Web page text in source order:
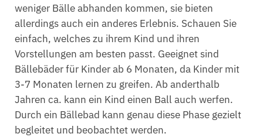
weniger Bälle abhanden kommen, sie bieten
allerdings auch ein anderes Erlebnis. Schauen Sie
einfach, welches zu ihrem Kind und ihren
Vorstellungen am besten passt. Geeignet sind
Bällebäder für Kinder ab 6 Monaten, da Kinder mit
3-7 Monaten lernen zu greifen. Ab anderthalb
Jahren ca. kann ein Kind einen Ball auch werfen.
Durch ein Bällebad kann genau diese Phase gezielt
begleitet und beobachtet werden.